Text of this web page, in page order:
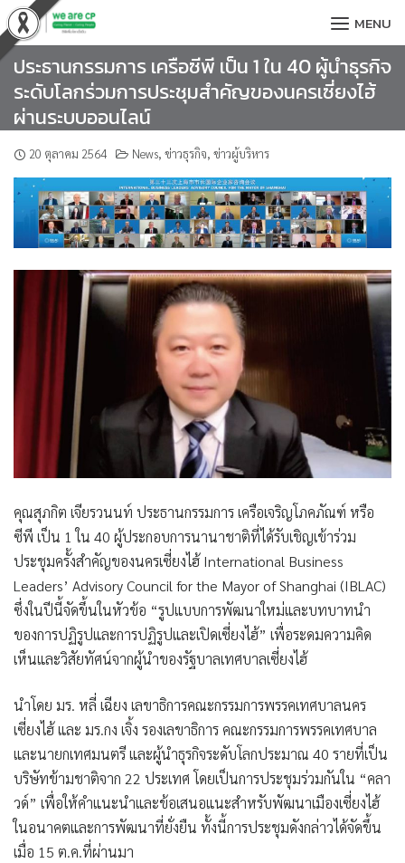
Skip
to
content
MENU
ประธานกรรมการ เครือซีพี เป็น 1 ใน 40 ผู้นำธุรกิจ
ระดับโลกร่วมการประชุมสำคัญของนครเซี่ยงไฮ้
ผ่านระบบออนไลน์
20 ตุลาคม 2564 News, ข่าวธุรกิจ, ข่าวผู้บริหาร
คุณสุภกิต เจียรวนนท์ ประธานกรรมการ เครือเจริญโภคภัณฑ์ หรือ
ซีพี เป็น 1 ใน 40 ผู้ประกอบการนานาชาติที่ได้รับเชิญเข้าร่วม
ประชุมครั้งสำคัญของนครเซี่ยงไฮ้ International Business
Leaders’ Advisory Council for the Mayor of Shanghai (IBLAC)
ซึ่งในปีนี้จัดขึ้นในหัวข้อ “รูปแบบการพัฒนาใหม่และบทบาทนำ
ของการปฏิรูปและการปฏิรูปและเปิดเซี่ยงไฮ้” เพื่อระดมความคิด
เห็นและวิสัยทัศน์จากผู้นำของรัฐบาลเทศบาลเซี่ยงไฮ้
นำโดย มร. หลี่ เฉียง เลขาธิการคณะกรรมการพรรคเทศบาลนคร
เซี่ยงไฮ้ และ มร.กง เจิ้ง รองเลขาธิการ คณะกรรมการพรรคเทศบาล
และนายกเทศมนตรีและผู้นำธุรกิจระดับโลกประมาณ 40 รายที่เป็น
บริษัทข้ามชาติจาก 22 ประเทศ โดยเป็นการประชุมร่วมกันใน “คลา
วด์” เพื่อให้คำแนะนำและข้อเสนอแนะสำหรับพัฒนาเมืองเซี่ยงไฮ้
ในอนาคตและการพัฒนาที่ยั่งยืน ทั้งนี้การประชุมดังกล่าวได้จัดขึ้น
เมื่อ 15 ต.ค.ที่ผ่านมา